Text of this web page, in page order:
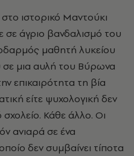
ιστορικό Μαντούκι
άγριο βανδαλισμό του
μαθητή λυκείου
μια αυλή του Βύρωνα
επικαιρότητα τη βία
είτε ψυχολογική δεν
σχολείο. Κάθε άλλο. Οι
ανιαρά σε ένα
δεν συμβαίνει τίποτα